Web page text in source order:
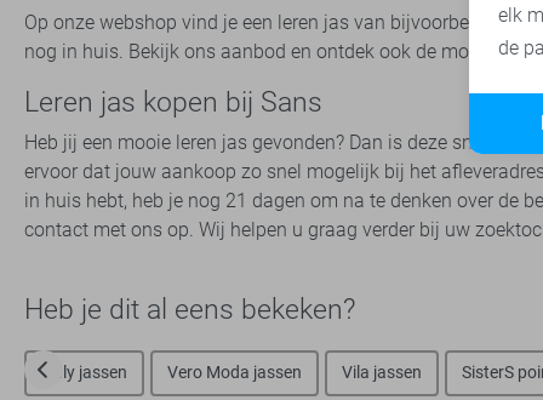
Op onze webshop vind je een leren jas van bijvoorbeeld
nog in huis. Bekijk ons aanbod en ontdek ook de
Leren jas kopen bij Sans
Heb jij een mooie leren jas gevonden? Dan is deze snel,
ervoor dat jouw aankoop zo snel mogelijk bij het
in huis hebt, heb je nog 21 dagen om na te denken over de
contact met ons op. Wij helpen u graag verder bij uw
Heb je dit al eens bekeken?
Only jassen Vero Moda jassen Vila jassen SisterS
elk
de